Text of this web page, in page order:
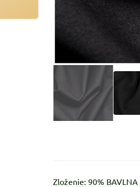
Zloženie: 90% BAVLNA